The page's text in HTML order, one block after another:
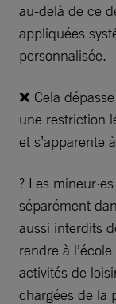
au-delà de ce
appliquées
personnalisée.
❌ Cela
une restriction
et s’apparente
? Les
séparément
aussi interdits
rendre à
activités de
chargées de la